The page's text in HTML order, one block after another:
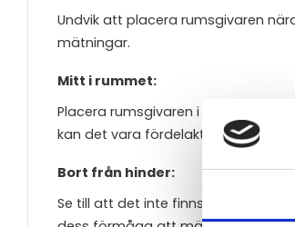
Undvik att placera rumsgivaren
mätningar.
Mitt i rummet:
Placera rumsgivaren i mitten av
kan det vara fördelaktigt att
Bort från hinder:
Se till att det inte finns några